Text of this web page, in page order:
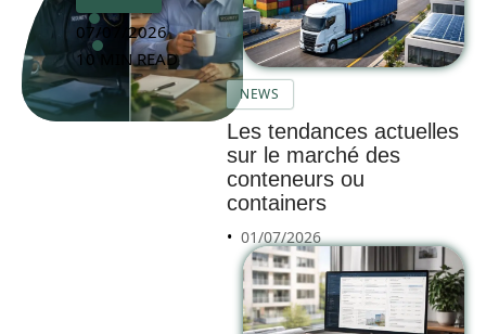
07/07/2026
10 MIN READ
NEWS
Les tendances actuelles
sur le marché des
conteneurs ou
containers
01/07/2026